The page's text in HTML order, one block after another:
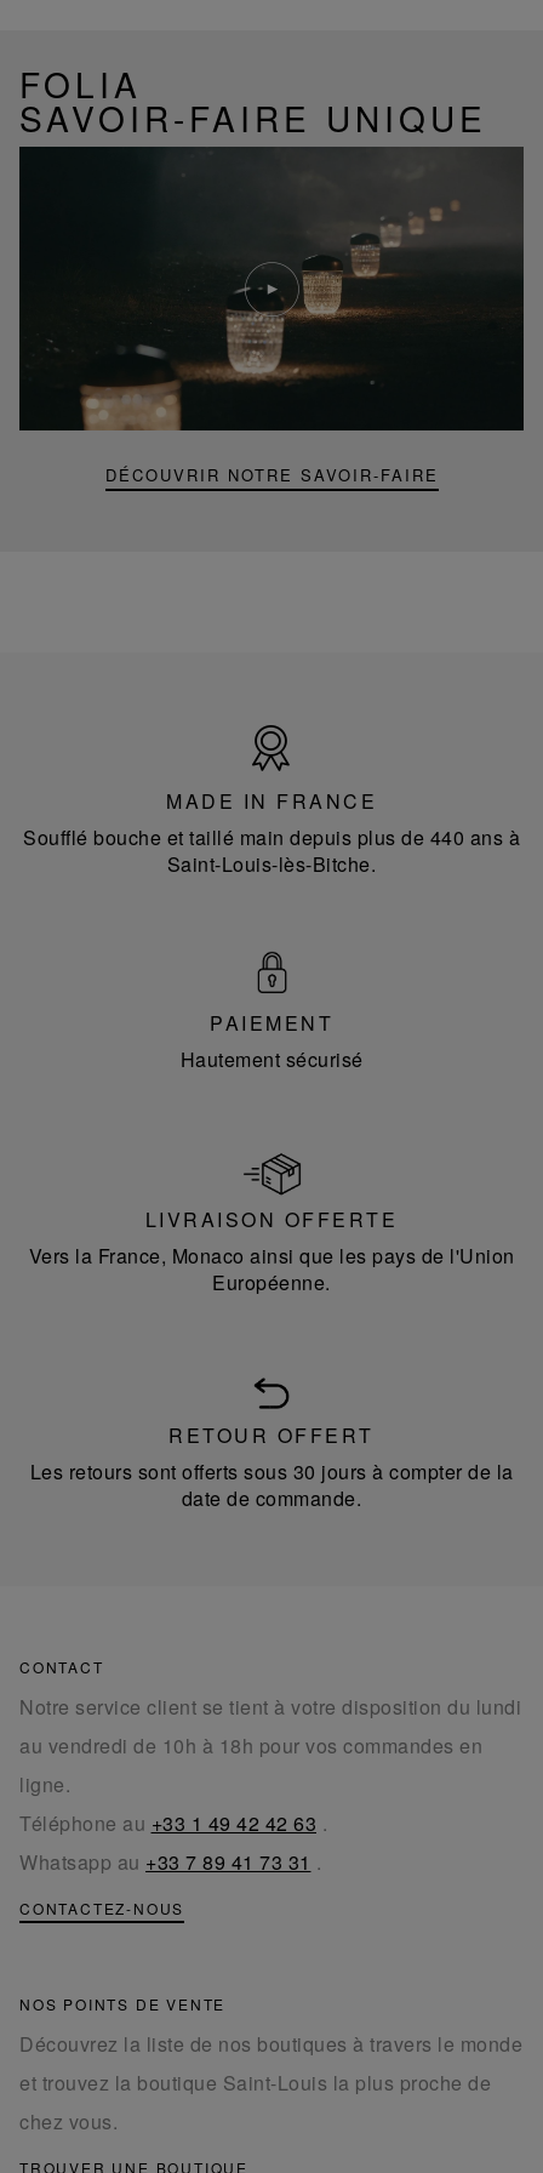
FOLIA
SAVOIR-FAIRE UNIQUE
DÉCOUVRIR NOTRE SAVOIR-FAIRE
Lire
la
video
Youtube
video,
Folia
mini
lamp
France
MADE IN FRANCE
Soufflé bouche et taillé main depuis plus de 440 ans à
Saint-Louis-lès-Bitche.
PAIEMENT
Hautement sécurisé
LIVRAISON OFFERTE
Vers la France, Monaco ainsi que les pays de l'Union
Européenne.
RETOUR OFFERT
Les retours sont offerts sous 30 jours à compter de la
date de commande.
CONTACT
Notre service client se tient à votre disposition du lundi
au vendredi de 10h à 18h pour vos commandes en
ligne.
Téléphone au +33 1 49 42 42 63 .
Whatsapp au +33 7 89 41 73 31 .
CONTACTEZ-NOUS
NOS POINTS DE VENTE
Découvrez la liste de nos boutiques à travers le monde
et trouvez la boutique Saint-Louis la plus proche de
chez vous.
TROUVER UNE BOUTIQUE